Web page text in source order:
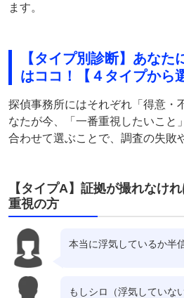
ます。
【タイプ別診断】あなた
はココ！【４タイプから
探偵事務所にはそれぞれ「得意・
なたが今、「一番重視したいこと
合わせて選ぶことで、調査の失敗
【タイプA】証拠が撮れなけ
重視の方
本当に浮気しているか半
もしシロ（浮気していな